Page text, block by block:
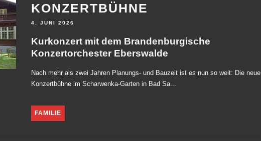
KONZERTBÜHNE
4. JUNI 2026
Kurkonzert mit dem Brandenburgische
Konzertorchester Eberswalde
Nach mehr als zwei Jahren Planungs- und Bauzeit ist es nun so weit: Die neue
Konzertbühne im Scharwenka-Garten in Bad Sa...
FAMILIE